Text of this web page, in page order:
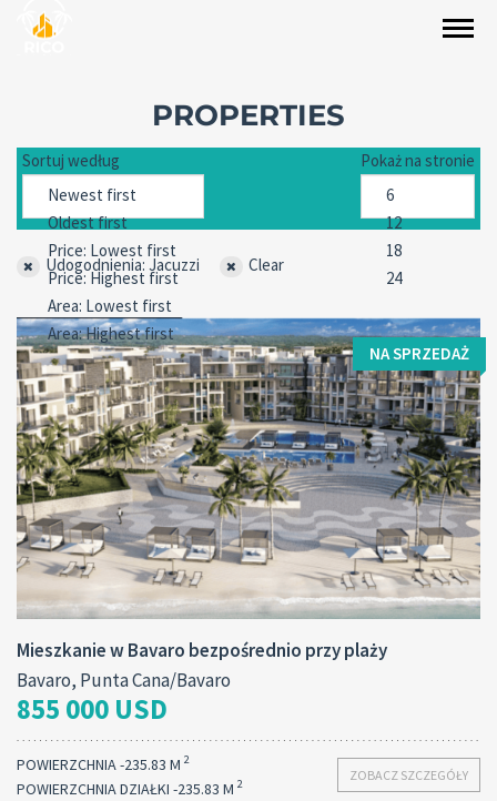
PROPERTIES
Sortuj według Pokaż na stronie
Udogodnienia: Jacuzzi Clear
NA SPRZEDAŻ
Mieszkanie w Bavaro bezpośrednio przy plaży
Bavaro, Punta Cana/Bavaro
855 000 USD
ZOBACZ SZCZEGÓŁY
POWIERZCHNIA -235.83 M 2
POWIERZCHNIA DZIAŁKI -235.83 M 2